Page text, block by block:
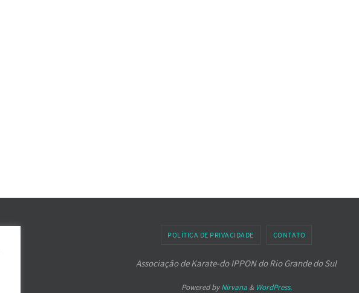
POLÍTICA DE PRIVACIDADE CONTATO
Associação de Karate-do IPPON do Rio Grande do Sul
Powered byNirvana& WordPress.